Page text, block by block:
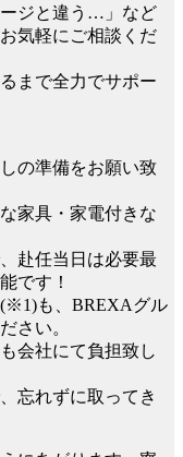
ジと違う…」など
気軽にご相談くだ
まで全力でサポー
の準備をお願い致
家具・家電付きな
赴任当日は必要最
です！
も、BREXAグル
さい。
会社にて負担致し
忘れずに取ってき